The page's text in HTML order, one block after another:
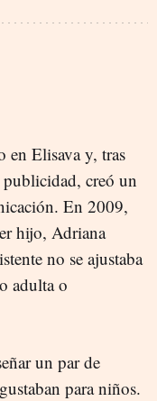
en Elisava y, tras
creó un
En 2009,
hijo, Adriana
no se ajustaba
adulta o
un par de
para niños.